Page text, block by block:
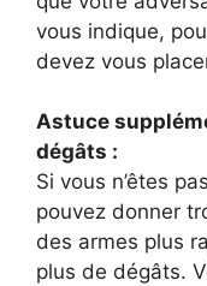
vous indique,
devez vous
Astuce
dégâts :
Si vous n’êtes
pouvez donner
des armes plus
plus de dégâts.